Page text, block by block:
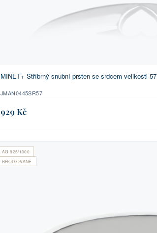
MINET+ Stříbrný snubní prsten se srdcem velikosti 57
JMAN0445SR57
929 Kč
AG 925/1000
RHODIOVANÉ